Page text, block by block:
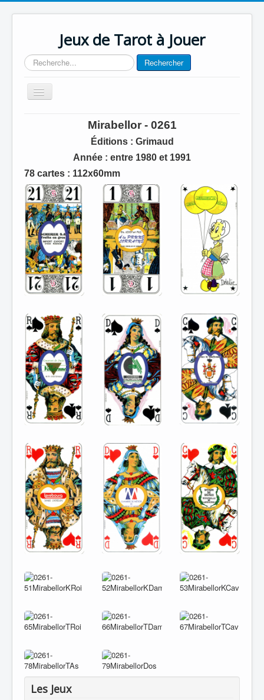
Jeux de Tarot à Jouer
Rechercher Rechercher
Basculer
la
Mirabellor - 0261
Éditions : Grimaud
Année : entre 1980 et 1991
78 cartes : 112x60mm
Les Jeux